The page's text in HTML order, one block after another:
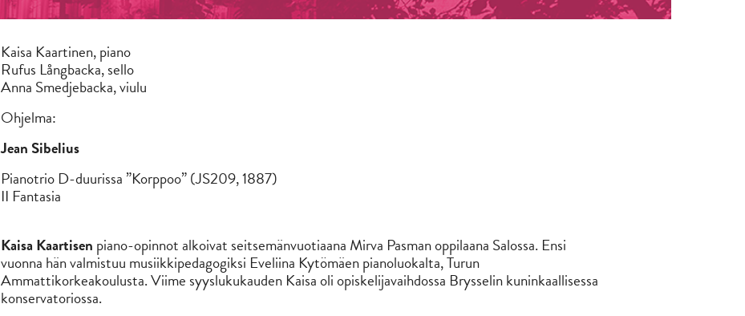
Kaisa Kaartinen, piano
Rufus Långbacka, sello
Anna Smedjebacka, viulu
Ohjelma:
Jean Sibelius
Pianotrio D-duurissa ”Korppoo” (JS209, 1887)
II Fantasia
Kaisa Kaartisen piano-opinnot alkoivat seitsemänvuotiaana Mirva Pasman oppilaana Salossa. Ensi
vuonna hän valmistuu musiikkipedagogiksi Eveliina Kytömäen pianoluokalta, Turun
Ammattikorkeakoulusta. Viime syyslukukauden Kaisa oli opiskelijavaihdossa Brysselin kuninkaallisessa
konservatoriossa.